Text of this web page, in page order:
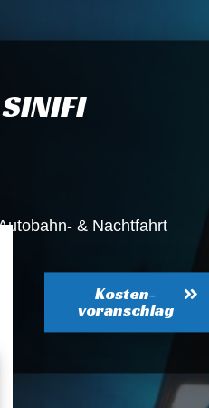
& Nachtfahrt
Kosten-
voranschlag